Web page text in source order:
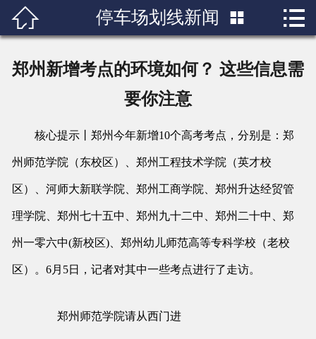
 首页
新闻中心
成功案例
人才招聘
联系我们
 停车场划线新闻  
郑州新增考点的环境如何？ 这些信息需
要你注意
核心提示丨郑州今年新增10个高考考点，分别是：郑
州师范学院（东校区）、郑州工程技术学院（英才校
区）、河师大新联学院、郑州工商学院、郑州升达经贸管
理学院、郑州七十五中、郑州九十二中、郑州二十中、郑
州一零六中(新校区)、郑州幼儿师范高等专科学校（老校
区）。6月5日，记者对其中一些考点进行了走访。
郑州师范学院请从西门进